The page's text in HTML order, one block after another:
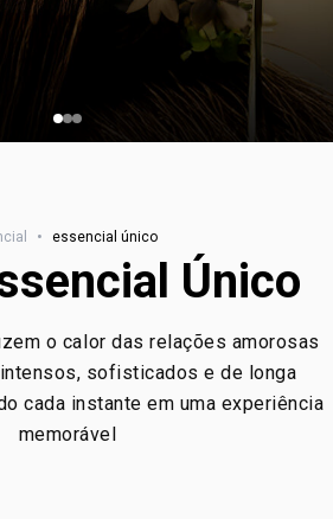
• essencial único
Único
o calor das relações amorosas
sofisticados e de longa
cada instante em uma experiência
memorável